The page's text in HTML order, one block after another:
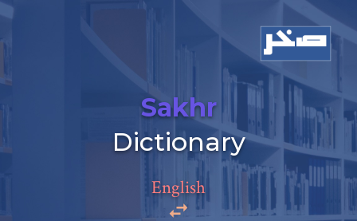
Sakhr
Dictionary
English
Add a comment